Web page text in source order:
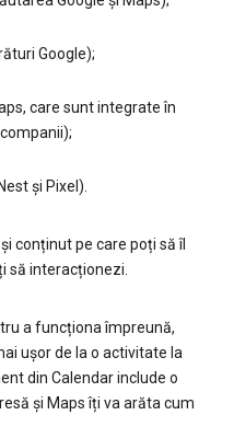
Google);
care sunt integrate în
și Pixel).
conținut pe care poți să îl
să interacționezi.
a funcționa împreună,
ușor de la o activitate la
din Calendar include o
și Maps îți va arăta cum